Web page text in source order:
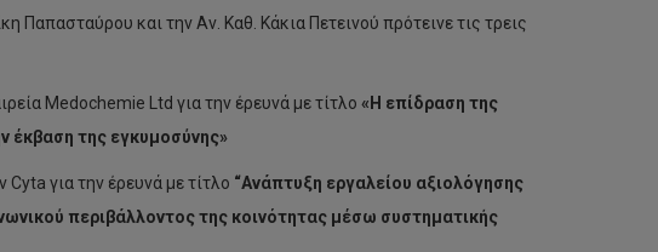
και την Αν. Καθ. Κάκια Πετεινού πρότεινε τις τρεις
Medochemie Ltd για την έρευνά με τίτλο «Η επίδραση της
έκβαση της εγκυμοσύνης»
για την έρευνά με τίτλο “Ανάπτυξη εργαλείου αξιολόγησης
περιβάλλοντος της κοινότητας μέσω συστηματικής